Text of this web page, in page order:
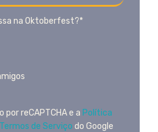
na Oktoberfest?*
reCAPTCHA e a Política
Termos de Serviço do Google